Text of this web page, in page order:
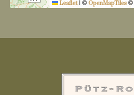
Leaflet | © OpenMapTiles©